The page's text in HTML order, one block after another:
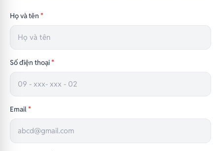
Họ và tên *
Số điện thoại*
Email*